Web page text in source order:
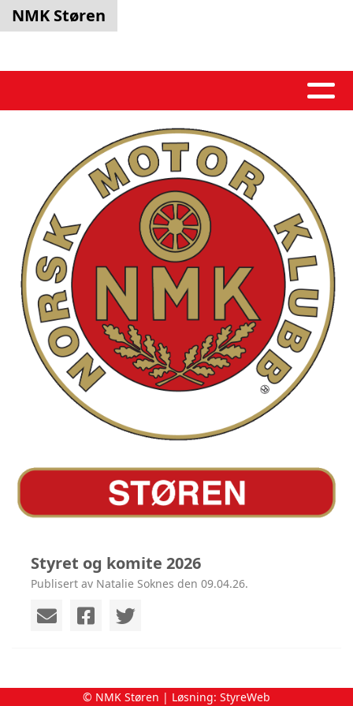
NMK Støren
Styret og komite 2026
Publisert av Natalie Soknes den 09.04.26.
© NMK Støren | Løsning: StyreWeb